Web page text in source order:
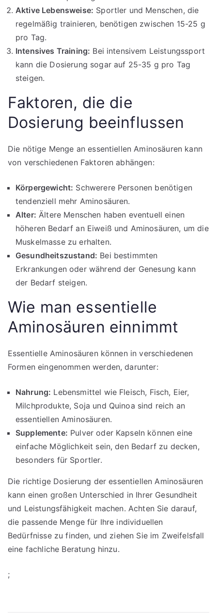
Aktive Lebensweise: Sportler und Menschen, die
regelmäßig trainieren, benötigen zwischen 15-25 g
pro Tag.
Intensives Training: Bei intensivem Leistungssport
kann die Dosierung sogar auf 25-35 g pro Tag
steigen.
Faktoren, die die
Dosierung beeinflussen
Die nötige Menge an essentiellen Aminosäuren kann
von verschiedenen Faktoren abhängen:
Körpergewicht: Schwerere Personen benötigen
tendenziell mehr Aminosäuren.
Alter: Ältere Menschen haben eventuell einen
höheren Bedarf an Eiweiß und Aminosäuren, um die
Muskelmasse zu erhalten.
Gesundheitszustand: Bei bestimmten
Erkrankungen oder während der Genesung kann
der Bedarf steigen.
Wie man essentielle
Aminosäuren einnimmt
Essentielle Aminosäuren können in verschiedenen
Formen eingenommen werden, darunter:
Nahrung: Lebensmittel wie Fleisch, Fisch, Eier,
Milchprodukte, Soja und Quinoa sind reich an
essentiellen Aminosäuren.
Supplemente: Pulver oder Kapseln können eine
einfache Möglichkeit sein, den Bedarf zu decken,
besonders für Sportler.
Die richtige Dosierung der essentiellen Aminosäuren
kann einen großen Unterschied in Ihrer Gesundheit
und Leistungsfähigkeit machen. Achten Sie darauf,
die passende Menge für Ihre individuellen
Bedürfnisse zu finden, und ziehen Sie im Zweifelsfall
eine fachliche Beratung hinzu.
;